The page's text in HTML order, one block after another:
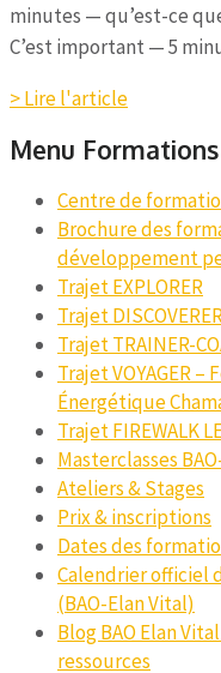
minutes — qu’est-ce
C’est important — 5
> Lire l'article
Menu Formations
Centre de
Brochure des
développement
Trajet EXPLORER
Trajet
Trajet TRAINER-
Trajet VOYAGER
Énergétique
Trajet FIREWALK
Masterclasses
Ateliers & Stages
Prix & inscriptions
Dates des
Calendrier officiel
(BAO-Elan Vital)
Blog BAO Elan
ressources